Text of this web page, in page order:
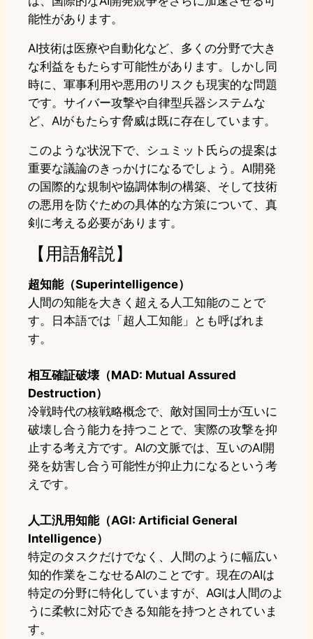
能性があります。
AI技術は医療や自動化など、多くの分野で大き
な利益をもたらす可能性があります。しかし同
時に、軍事利用や悪用のリスクも現実的な問題
です。サイバー攻撃や自律型兵器システムな
ど、AIがもたらす脅威は既に存在しています。
このような状況下で、シュミット氏らの提案は
重要な議論のきっかけになるでしょう。AI開発
の国際的な規制や協調体制の構築、そして技術
の悪用を防ぐための具体的な方策について、真
剣に考える必要があります。
【用語解説】
超知能（Superintelligence）
人間の知能を大きく超える人工知能のことで
す。日本語では「超人工知能」とも呼ばれま
す。
相互確証破壊（MAD: Mutual Assured
Destruction）
冷戦時代の核戦略概念で、敵対国同士が互いに
破壊し合う能力を持つことで、実際の攻撃を抑
止する考え方です。AIの文脈では、互いのAI開
発を妨害し合う可能性が抑止力になるという考
えです。
人工汎用知能（AGI: Artificial General
Intelligence）
特定のタスクだけでなく、人間のように幅広い
知的作業をこなせるAIのことです。現在のAIは
特定の分野に特化していますが、AGIは人間のよ
うに柔軟に対応できる知能を持つとされていま
す。